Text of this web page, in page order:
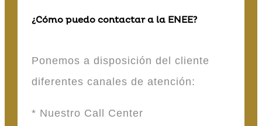
¿Cómo puedo contactar a la ENEE?
Ponemos a disposición del cliente
diferentes canales de atención:
* Nuestro Call Center